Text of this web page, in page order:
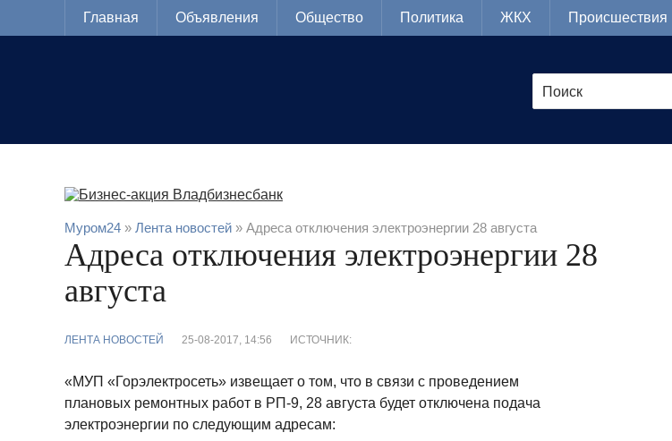
Главная Объявления Общество Политика ЖКХ Происшествия
Муром24 » Лента новостей » Адреса отключения электроэнергии 28 августа
Адреса отключения электроэнергии 28
августа
ЛЕНТА НОВОСТЕЙ 25-08-2017, 14:56 ИСТОЧНИК:
«МУП «Горэлектросеть» извещает о том, что в связи с проведением
плановых ремонтных работ в РП-9, 28 августа будет отключена подача
электроэнергии по следующим адресам: